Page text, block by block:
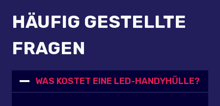
HÄUFIG GESTELLTE
FRAGEN
WAS KOSTET EINE LED-HANDYHÜLLE?